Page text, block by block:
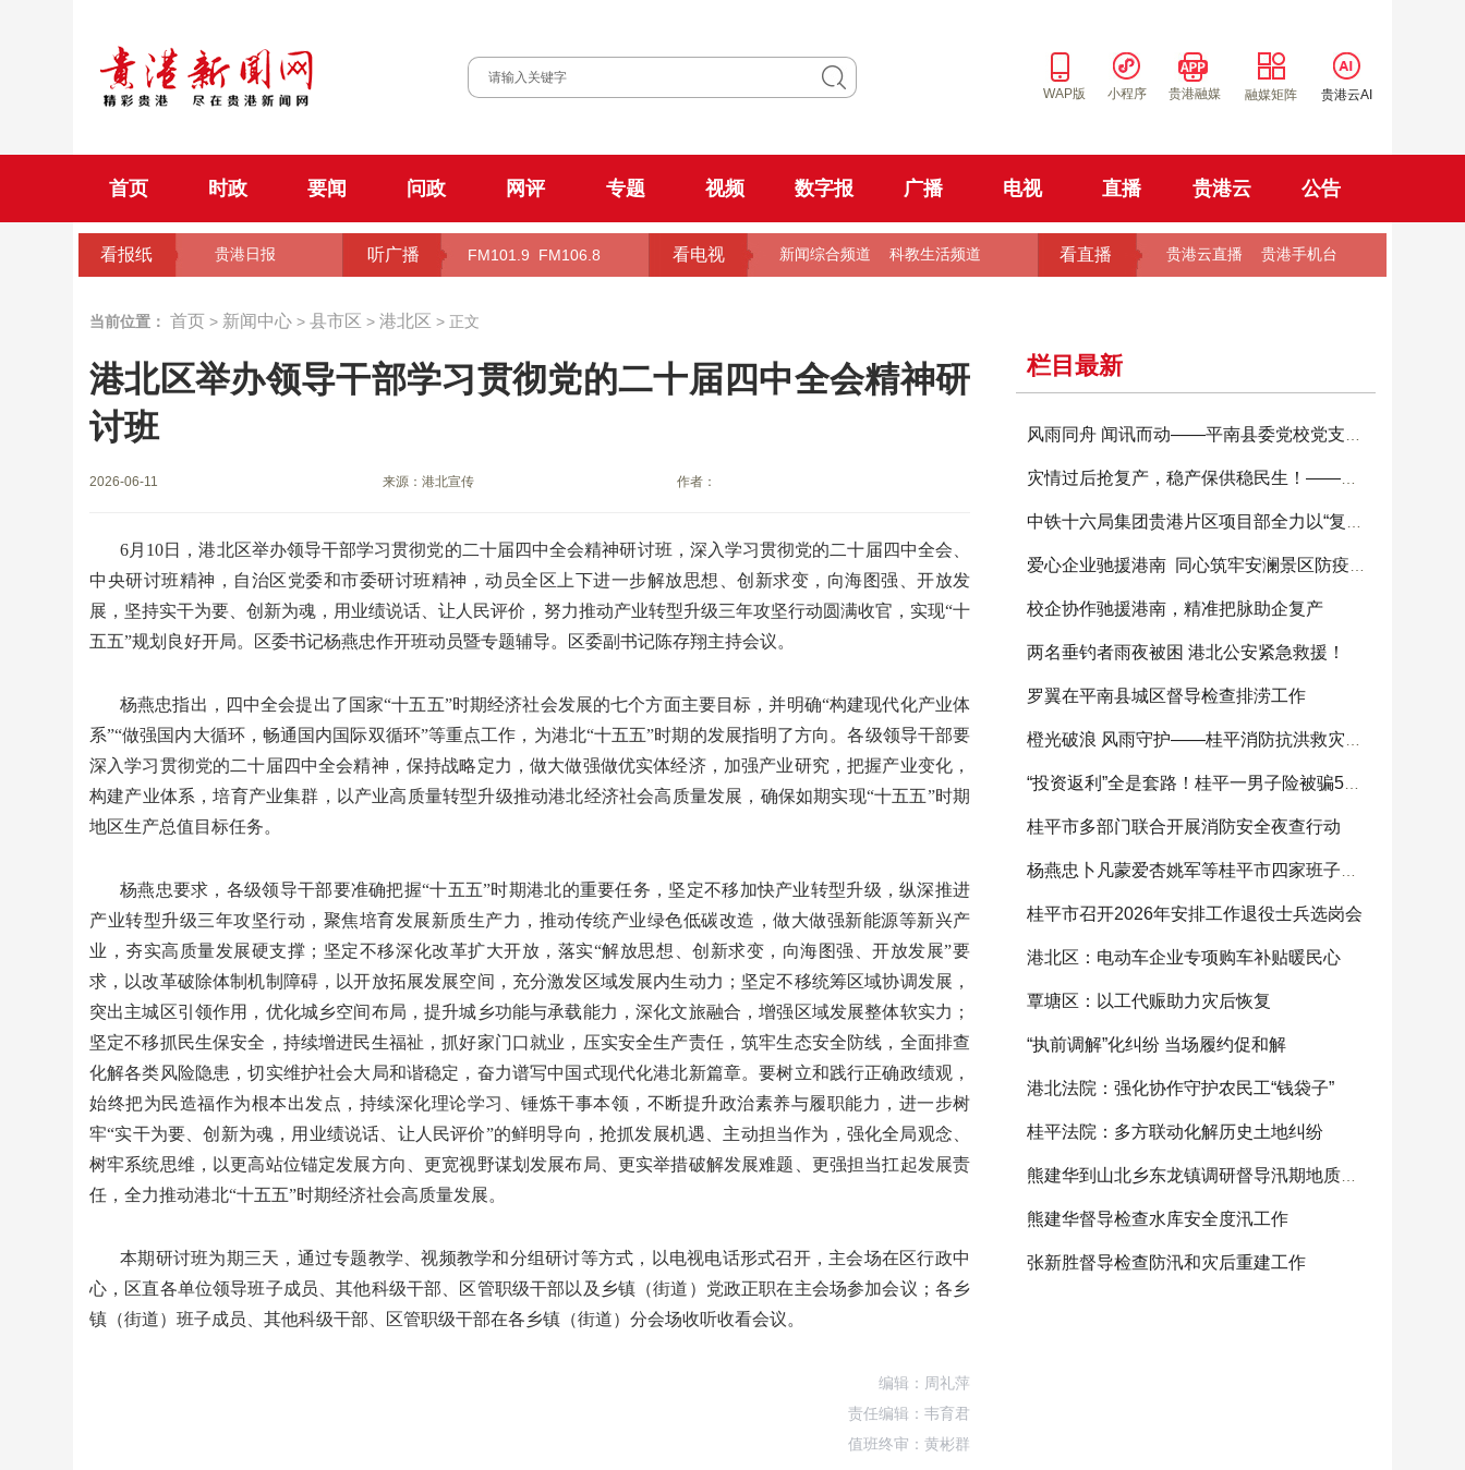
WAP版 小程序 贵港融媒 融媒矩阵 贵港云AI
首页 时政 要闻 问政 网评 专题 视频 数字报 广播 电视 直播 贵港云 公告
看报纸 贵港日报 听广播 FM101.9 FM106.8 看电视 新闻综合频道 科教生活频道 看直播 贵港云直播 贵港手机台
当前位置： 首页 > 新闻中心 > 县市区 > 港北区 > 正文
港北区举办领导干部学习贯彻党的二十届四中全会精神研
讨班
2026-06-11 来源：港北宣传 作者：
6月10日，港北区举办领导干部学习贯彻党的二十届四中全会精神研讨班，深入学习贯彻党的二十届四中全会、
中央研讨班精神，自治区党委和市委研讨班精神，动员全区上下进一步解放思想、创新求变，向海图强、开放发
展，坚持实干为要、创新为魂，用业绩说话、让人民评价，努力推动产业转型升级三年攻坚行动圆满收官，实现“十
五五”规划良好开局。区委书记杨燕忠作开班动员暨专题辅导。区委副书记陈存翔主持会议。
杨燕忠指出，四中全会提出了国家“十五五”时期经济社会发展的七个方面主要目标，并明确“构建现代化产业体
系”“做强国内大循环，畅通国内国际双循环”等重点工作，为港北“十五五”时期的发展指明了方向。各级领导干部要
深入学习贯彻党的二十届四中全会精神，保持战略定力，做大做强做优实体经济，加强产业研究，把握产业变化，
构建产业体系，培育产业集群，以产业高质量转型升级推动港北经济社会高质量发展，确保如期实现“十五五”时期
地区生产总值目标任务。
杨燕忠要求，各级领导干部要准确把握“十五五”时期港北的重要任务，坚定不移加快产业转型升级，纵深推进
产业转型升级三年攻坚行动，聚焦培育发展新质生产力，推动传统产业绿色低碳改造，做大做强新能源等新兴产
业，夯实高质量发展硬支撑；坚定不移深化改革扩大开放，落实“解放思想、创新求变，向海图强、开放发展”要
求，以改革破除体制机制障碍，以开放拓展发展空间，充分激发区域发展内生动力；坚定不移统筹区域协调发展，
突出主城区引领作用，优化城乡空间布局，提升城乡功能与承载能力，深化文旅融合，增强区域发展整体软实力；
坚定不移抓民生保安全，持续增进民生福祉，抓好家门口就业，压实安全生产责任，筑牢生态安全防线，全面排查
化解各类风险隐患，切实维护社会大局和谐稳定，奋力谱写中国式现代化港北新篇章。要树立和践行正确政绩观，
始终把为民造福作为根本出发点，持续深化理论学习、锤炼干事本领，不断提升政治素养与履职能力，进一步树
牢“实干为要、创新为魂，用业绩说话、让人民评价”的鲜明导向，抢抓发展机遇、主动担当作为，强化全局观念、
树牢系统思维，以更高站位锚定发展方向、更宽视野谋划发展布局、更实举措破解发展难题、更强担当扛起发展责
任，全力推动港北“十五五”时期经济社会高质量发展。
本期研讨班为期三天，通过专题教学、视频教学和分组研讨等方式，以电视电话形式召开，主会场在区行政中
心，区直各单位领导班子成员、其他科级干部、区管职级干部以及乡镇（街道）党政正职在主会场参加会议；各乡
镇（街道）班子成员、其他科级干部、区管职级干部在各乡镇（街道）分会场收听收看会议。
编辑：周礼萍
责任编辑：韦育君
值班终审：黄彬群
栏目最新
校企协作驰援港南，精准把脉助企复产
两名垂钓者雨夜被困 港北公安紧急救援！
罗翼在平南县城区督导检查排涝工作
桂平市多部门联合开展消防安全夜查行动
桂平市召开2026年安排工作退役士兵选岗会
港北区：电动车企业专项购车补贴暖民心
覃塘区：以工代赈助力灾后恢复
“执前调解”化纠纷 当场履约促和解
港北法院：强化协作守护农民工“钱袋子”
桂平法院：多方联动化解历史土地纠纷
熊建华督导检查水库安全度汛工作
张新胜督导检查防汛和灾后重建工作